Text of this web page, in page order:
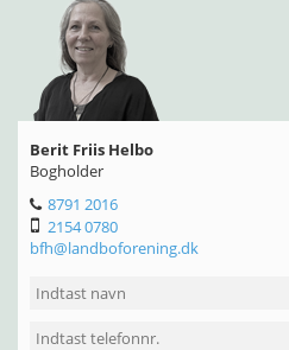
Berit Friis Helbo
Bogholder
8791 2016
2154 0780
bfh@landboforening.dk